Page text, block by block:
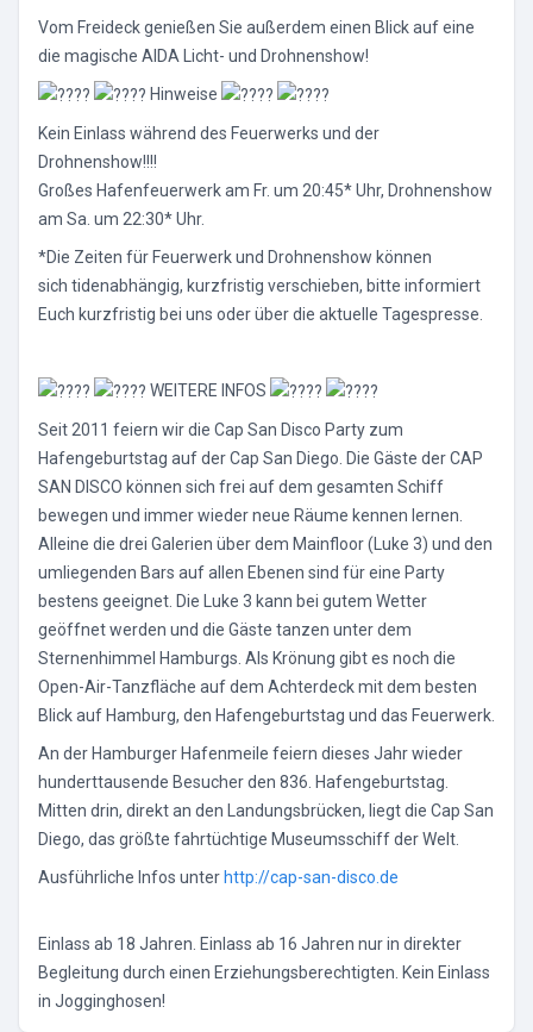
Vom Freideck genießen Sie außerdem einen Blick auf eine
die magische AIDA Licht- und Drohnenshow!
Hinweise
Kein Einlass während des Feuerwerks und der
Drohnenshow!!!!
Großes Hafenfeuerwerk am Fr. um 20:45* Uhr, Drohnenshow
am Sa. um 22:30* Uhr.
*Die Zeiten für Feuerwerk und Drohnenshow können
sich tidenabhängig, kurzfristig verschieben, bitte informiert
Euch kurzfristig bei uns oder über die aktuelle Tagespresse.
WEITERE INFOS
Seit 2011 feiern wir die Cap San Disco Party zum
Hafengeburtstag auf der Cap San Diego. Die Gäste der CAP
SAN DISCO können sich frei auf dem gesamten Schiff
bewegen und immer wieder neue Räume kennen lernen.
Alleine die drei Galerien über dem Mainfloor (Luke 3) und den
umliegenden Bars auf allen Ebenen sind für eine Party
bestens geeignet. Die Luke 3 kann bei gutem Wetter
geöffnet werden und die Gäste tanzen unter dem
Sternenhimmel Hamburgs. Als Krönung gibt es noch die
Open-Air-Tanzfläche auf dem Achterdeck mit dem besten
Blick auf Hamburg, den Hafengeburtstag und das Feuerwerk.
An der Hamburger Hafenmeile feiern dieses Jahr wieder
hunderttausende Besucher den 836. Hafengeburtstag.
Mitten drin, direkt an den Landungsbrücken, liegt die Cap San
Diego, das größte fahrtüchtige Museumsschiff der Welt.
Ausführliche Infos unter http://cap-san-disco.de
Einlass ab 18 Jahren. Einlass ab 16 Jahren nur in direkter
Begleitung durch einen Erziehungsberechtigten. Kein Einlass
in Jogginghosen!